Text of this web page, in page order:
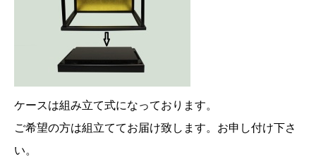
ケースは組み立て式になっております。
ご希望の方は組立ててお届け致します。お申し付け下さ
い。